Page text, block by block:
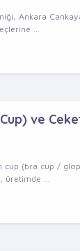
Ankara
...
ve
cup (bra cup /
üretimde ...